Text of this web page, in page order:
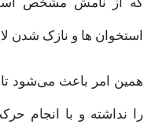
استخوان ها و نازک شدن
همین امر باعث می‌شود
را نداشته و با انجام